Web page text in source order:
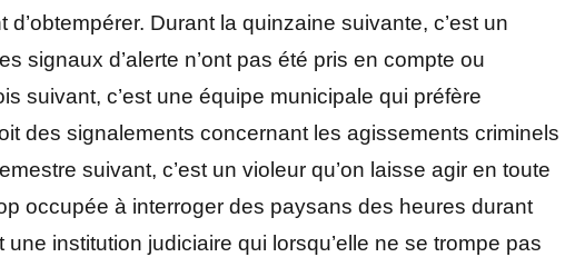
Durant la quinzaine suivante, c’est un
signaux d’alerte n’ont pas été pris en compte ou
suivant, c’est une équipe municipale qui préfère
des signalements concernant les agissements criminels
suivant, c’est un violeur qu’on laisse agir en toute
occupée à interroger des paysans des heures durant
institution judiciaire qui lorsqu’elle ne se trompe pas